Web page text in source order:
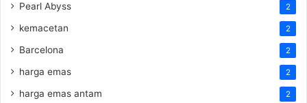
Pearl Abyss 2
kemacetan 2
Barcelona 2
harga emas 2
harga emas antam 2